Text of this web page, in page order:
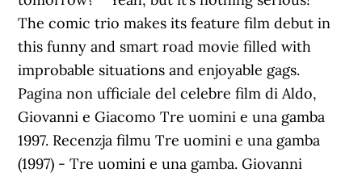
The comic trio makes its feature film debut in
this funny and smart road movie filled with
improbable situations and enjoyable gags.
Pagina non ufficiale del celebre film di Aldo,
Giovanni e Giacomo Tre uomini e una gamba
1997. Recenzja filmu Tre uomini e una gamba
(1997) - Tre uomini e una gamba. Giovanni